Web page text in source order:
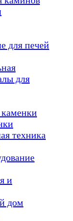
для печей
для
каменки
техника
и
дом